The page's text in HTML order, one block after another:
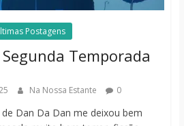
Postagens
Temporada
Na Nossa Estante 0
Dan Da Dan me deixou bem